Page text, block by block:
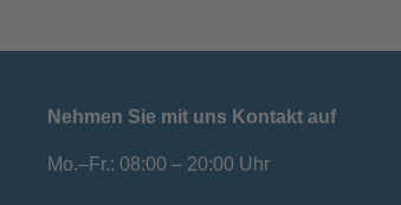
Nehmen Sie mit uns Kontakt auf
Mo.–Fr.: 08:00 – 20:00 Uhr